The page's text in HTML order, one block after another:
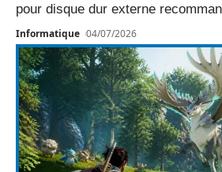
pour disque dur externe
Informatique 04/07/2026